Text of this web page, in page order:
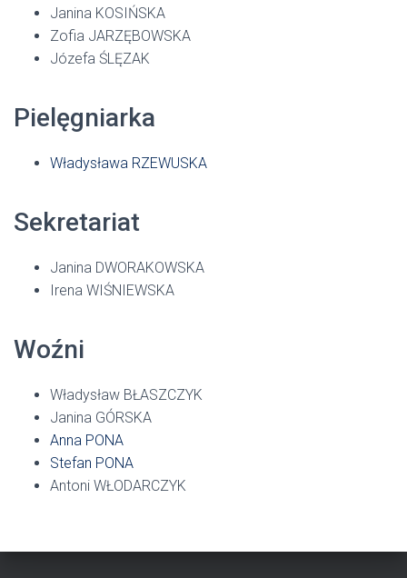
Janina KOSIŃSKA
Zofia JARZĘBOWSKA
Józefa ŚLĘZAK
Pielęgniarka
Władysława RZEWUSKA
Sekretariat
Janina DWORAKOWSKA
Irena WIŚNIEWSKA
Woźni
Władysław BŁASZCZYK
Janina GÓRSKA
Anna PONA
Stefan PONA
Antoni WŁODARCZYK